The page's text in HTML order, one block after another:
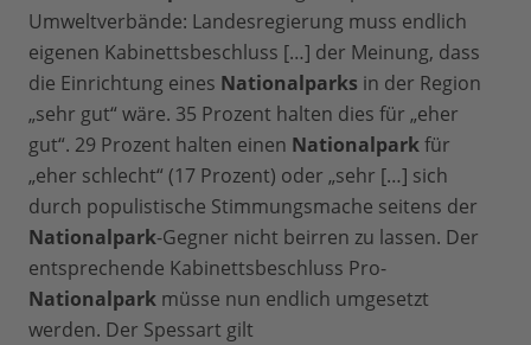
Umweltverbände: Landesregierung muss endlich
eigenen Kabinettsbeschluss […] der Meinung, dass
die Einrichtung eines Nationalparks in der Region
„sehr gut“ wäre. 35 Prozent halten dies für „eher
gut“. 29 Prozent halten einen Nationalparkfür
„eher schlecht“ (17 Prozent) oder „sehr […] sich
durch populistische Stimmungsmache seitens der
Nationalpark-Gegner nicht beirren zu lassen. Der
entsprechende Kabinettsbeschluss Pro-
Nationalpark müsse nun endlich umgesetzt
werden. Der Spessart gilt